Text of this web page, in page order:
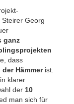
Georg
ganz
dass
der Hämmerist.
klarer
der 10
man sich für